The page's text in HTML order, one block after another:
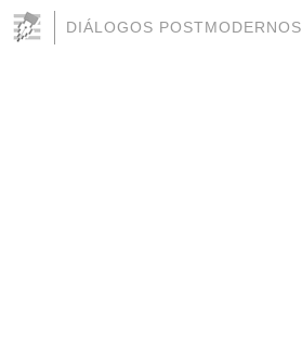
DIÁLOGOS POSTMODERNOS